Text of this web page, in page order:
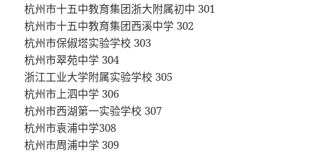
杭州市十五中教育集团浙大附属初中 301
杭州市十五中教育集团西溪中学 302
杭州市保俶塔实验学校 303
杭州市翠苑中学 304
浙江工业大学附属实验学校 305
杭州市上泗中学 306
杭州市西湖第一实验学校 307
杭州市袁浦中学308
杭州市周浦中学 309